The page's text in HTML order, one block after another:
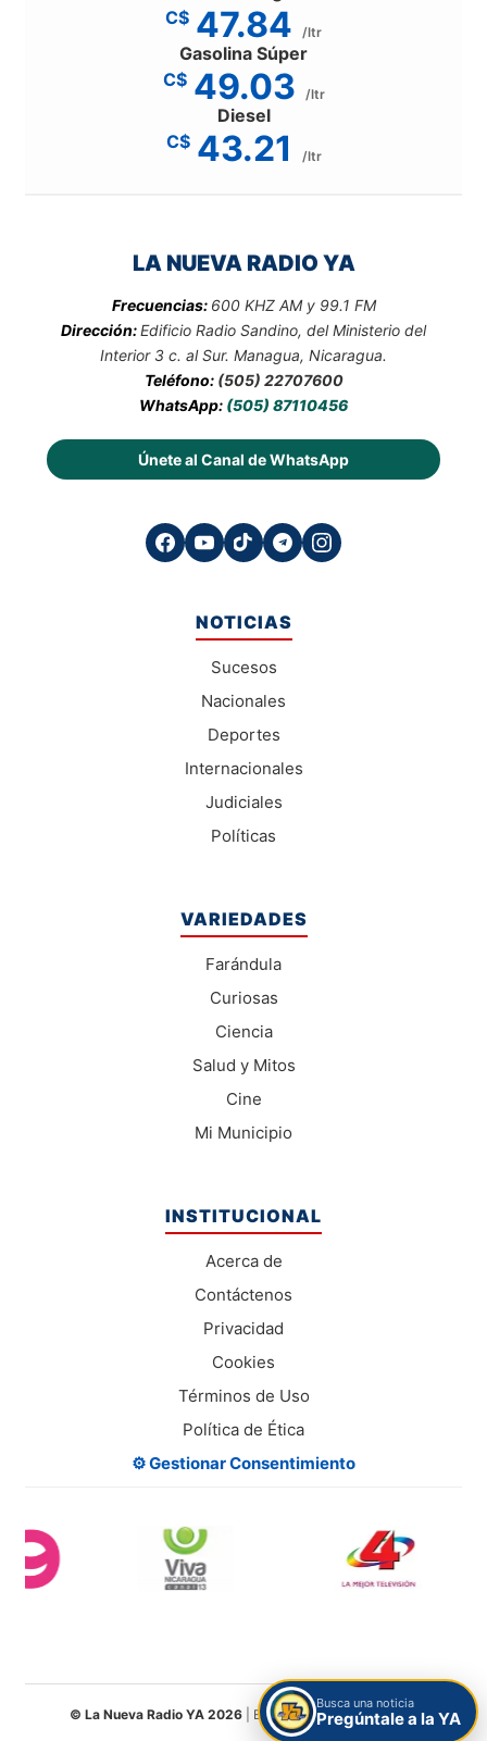
Busca una noticia
Pregúntale a la YA
C$ 47.84 /ltr
Gasolina Súper
C$ 49.03 /ltr
Diesel
C$ 43.21 /ltr
LA NUEVA RADIO YA
Frecuencias: 600 KHZ AM y 99.1 FM
Dirección:Edificio Radio Sandino, del Ministerio del
Interior 3 c. al Sur. Managua, Nicaragua.
Teléfono: (505) 22707600
WhatsApp: (505) 87110456
Únete al Canal de WhatsApp
NOTICIAS
Sucesos
Nacionales
Deportes
Internacionales
Judiciales
Políticas
VARIEDADES
Farándula
Curiosas
Ciencia
Salud y Mitos
Cine
Mi Municipio
INSTITUCIONAL
Acerca de
Contáctenos
Privacidad
Cookies
Términos de Uso
Política de Ética
⚙️ Gestionar Consentimiento
© La Nueva Radio YA 2026 | Entretenimiento Digital S.A.